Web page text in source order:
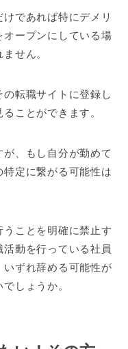
であれば特にデメリ
オープンにしている場
せん。
転職サイトに登録し
ことができます。
、もし自分が勤めて
定に繋がる可能性は
ことを明確に禁止す
動を行っている社員
ずれ辞める可能性が
しょうか。